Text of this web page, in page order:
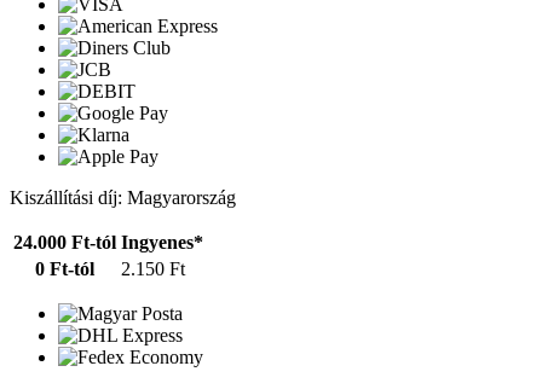
Kiszállítási díj: Magyarország
24.000 Ft-tól Ingyenes*
0 Ft-tól
2.150 Ft